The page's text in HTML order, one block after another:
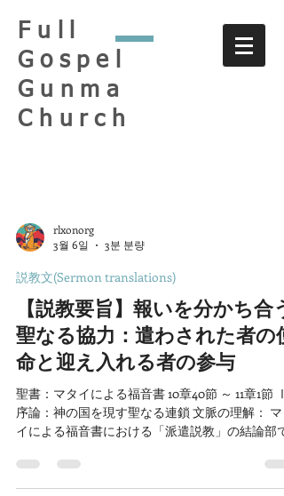
Full
Gospel
Gunma
Church
rlxonorg
3월 6일
3분 분량
説教文(Sermon translations)
【説教要旨】報いを分かち合う
聖なる協力：遣わされた者の使
命と迎え入れる者の参与
聖書：マタイによる福音書 10章40節 ～ 11章1節 Ⅰ.
序論：神の国を現す聖なる連鎖 文脈の理解： マタ
イによる福音書における「派遣説教」の結論部で
宣言する箇所。 核心テーマ： 遣わされた者の「ア
イデンティティ」と、迎え入れる者の「参与」が